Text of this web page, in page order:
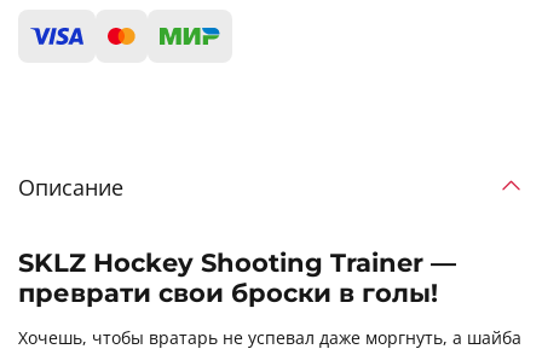
Описание
SKLZ Hockey Shooting Trainer —
преврати свои броски в голы!
Хочешь, чтобы вратарь не успевал даже моргнуть, а шайба